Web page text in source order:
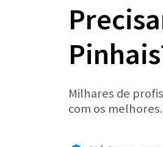
Milhares de
com os melhores.